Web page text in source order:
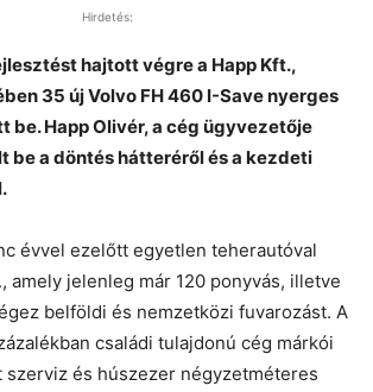
Hirdetés:
hajtott végre a Happ Kft.,
35 új Volvo FH 460 I-Save nyerges
be. Happ Olivér, a cég ügyvezetője
be a döntés hátteréről és a kezdeti
évvel ezelőtt egyetlen teherautóval
amely jelenleg már 120 ponyvás, illetve
belföldi és nemzetközi fuvarozást. A
családi tulajdonú cég márkói
szerviz és húszezer négyzetméteres